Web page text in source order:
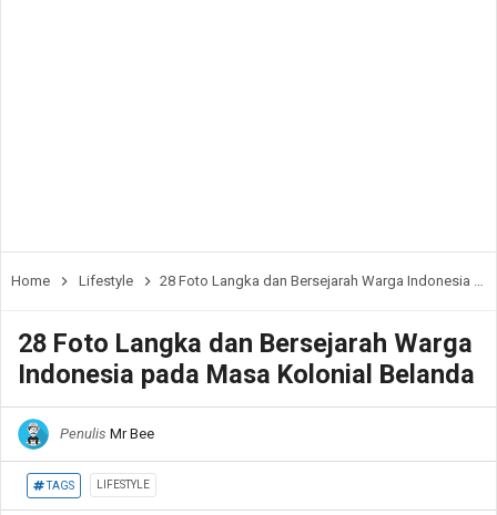
Home Lifestyle 28 Foto Langka dan Bersejarah Warga Indonesia pada Masa Kolonial Belanda
28 Foto Langka dan Bersejarah Warga
Indonesia pada Masa Kolonial Belanda
Penulis Mr Bee
TAGS LIFESTYLE